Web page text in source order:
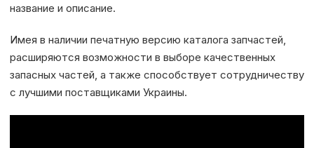
название и описание.
Имея в наличии печатную версию каталога запчастей,
расширяются возможности в выборе качественных
запасных частей, а также способствует сотрудничеству
с лучшими поставщиками Украины.